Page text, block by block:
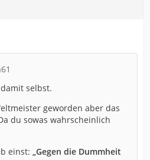
selbst.
geworden aber das
du sowas wahrscheinlich
einst: „Gegen die Dummheit